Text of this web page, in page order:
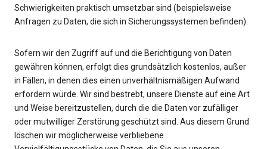
Schwierigkeiten praktisch umsetzbar sind (beispielsweise
Anfragen zu Daten, die sich in Sicherungssystemen befinden).
Sofern wir den Zugriff auf und die Berichtigung von Daten
gewähren können, erfolgt dies grundsätzlich kostenlos, außer
in Fällen, in denen dies einen unverhältnismäßigen Aufwand
erfordern würde. Wir sind bestrebt, unsere Dienste auf eine Art
und Weise bereitzustellen, durch die die Daten vor zufälliger
oder mutwilliger Zerstörung geschützt sind. Aus diesem Grund
löschen wir möglicherweise verbliebene